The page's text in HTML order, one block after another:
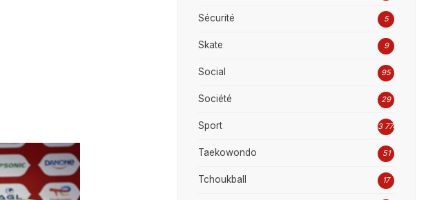
Sécurité 5
Skate 9
Social 95
Société 29
Sport 3 774
Taekowondo 51
Tchoukball 17